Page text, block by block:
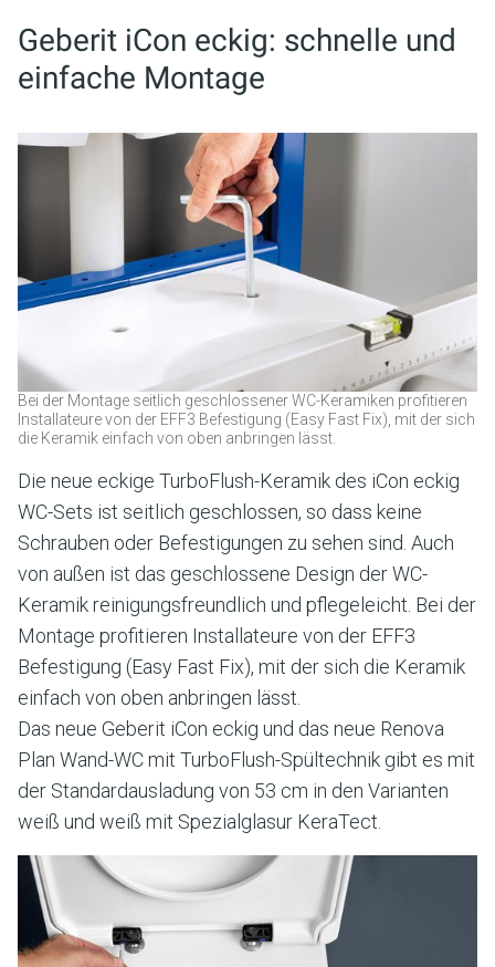
Geberit iCon eckig: schnelle und
einfache Montage
Bei der Montage seitlich geschlossener WC-Keramiken profitieren
Installateure von der EFF3 Befestigung (Easy Fast Fix), mit der sich
die Keramik einfach von oben anbringen lässt.
Die neue eckige TurboFlush-Keramik des iCon eckig
WC-Sets ist seitlich geschlossen, so dass keine
Schrauben oder Befestigungen zu sehen sind. Auch
von außen ist das geschlossene Design der WC-
Keramik reinigungsfreundlich und pflegeleicht. Bei der
Montage profitieren Installateure von der EFF3
Befestigung (Easy Fast Fix), mit der sich die Keramik
einfach von oben anbringen lässt.
Das neue Geberit iCon eckig und das neue Renova
Plan Wand-WC mit TurboFlush-Spültechnik gibt es mit
der Standardausladung von 53 cm in den Varianten
weiß und weiß mit Spezialglasur KeraTect.